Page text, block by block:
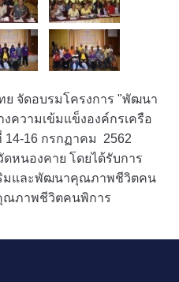
ย จัดอบรมโครงการ "พัฒนา
ความเข้มแข็งองค์กรเครือ
14-16 กรกฏาคม 2562
หนองคาย โดยได้รับการ
มและพัฒนาคุณภาพชีวิตคน
ณภาพชีวิตคนพิการ